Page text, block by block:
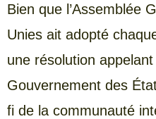
Bien que l’Assemblée
Unies ait adopté
une résolution
Gouvernement des
fi de la communauté